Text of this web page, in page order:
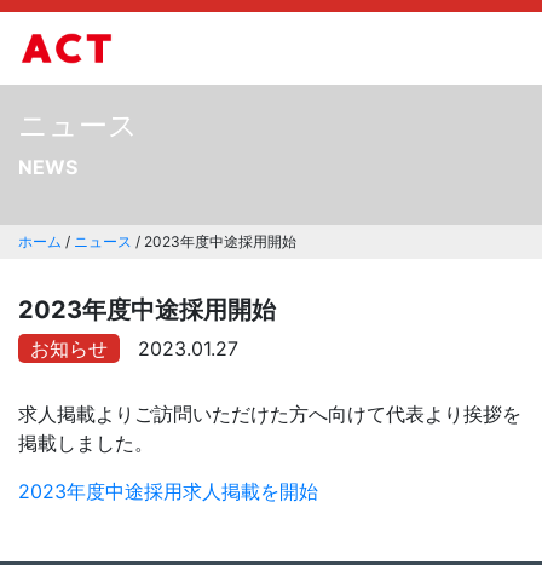
ニュース
NEWS
ホーム / ニュース / 2023年度中途採用開始
2023年度中途採用開始
お知らせ 2023.01.27
求人掲載よりご訪問いただけた方へ向けて代表より挨拶を
掲載しました。
2023年度中途採用求人掲載を開始